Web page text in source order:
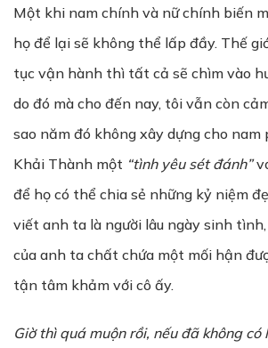
Một khi nam chính và nữ chính biến
họ để lại sẽ không thể lấp đầy. Thế
tục vận hành thì tất cả sẽ chìm vào
do đó mà cho đến nay, tôi vẫn còn
sao năm đó không xây dựng cho nam
Khải Thành một “tình yêu sét đánh”
để họ có thể chia sẻ những kỷ niệm
viết anh ta là người lâu ngày sinh
của anh ta chất chứa một mối hận
tận tâm khảm với cô ấy.
Giờthì quá muộn rồi, nếu đã không có